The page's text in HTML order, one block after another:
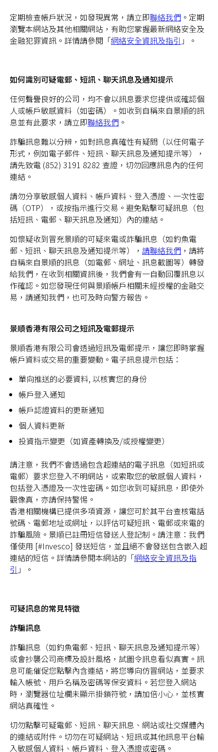
定期檢查帳戶狀況，如發現異常，請立即聯絡我們 。定期
瀏覽本網站及其他相關網站，有助您掌握最新網絡安全及
金融犯罪資訊。詳情請參閱「網絡安全資訊及指引 」。
如何識別可疑電郵、短訊、聊天訊息及通知提示
任何聲譽良好的公司，均不會以訊息要求您提供或確認個
人或帳戶敏感資料（如密碼）。如收到自稱來自景順的訊
息並有此要求，請立即聯絡我們 。
詐騙訊息難以分辨，如對訊息真確性有疑問（以任何電子
形式，例如電子郵件、短訊、聊天訊息及通知提示等），
請先致電 (852) 3191 8282 查證，切勿回應訊息內的任何
連結。
請勿分享敏感個人資料、帳戶資料、登入憑證、一次性密
碼（OTP），或按指示進行交易。避免點擊可疑訊息（包
括短訊、電郵、聊天訊息及通知）內的連結。
如懷疑收到冒充景順的可疑來電或詐騙訊息（如釣魚電
郵、短訊、聊天訊息及通知提示等）， 請聯絡我們 ，請將
自稱來自景順的訊息（如電郵、網址、訊息截圖等）轉發
給我們，在收到相關資訊後，我們會有一自動回覆訊息以
作確認。如您發現任何與景順帳戶相關未經授權的金融交
易，請通知我們，也可及時向警方報告。
景順香港有限公司之短訊及電郵提示
景順香港有限公司會透過短訊及電郵提示，讓您即時掌握
帳戶資料或交易的重要變動。電子訊息提示包括：
單向推送的必要資料, 以核實您的身份
帳戶登入通知
帳戶認證資料的更新通知
個人資料更新
投資指示變更（如資產轉換及/或授權變更）
請注意，我們不會透過包含超連結的電子訊息（如短訊或
電郵）要求您登入不明網站，或索取您的敏感個人資料，
包括登入憑證及一次性密碼。如您收到可疑訊息，即使外
觀像真，亦請保持警惕。
香港相關機構已提供多項資源，讓您可於其平台查核電話
號碼、電郵地址或網址，以評估可疑短訊、電郵或來電的
詐騙風險。景順已註冊短信發送人登記制。請注意：我們
僅使用 [#Invesco] 發送短信，並且絕不會發送包含嵌入超
連結的短信。詳情請參閱本網站的「網絡安全資訊及指
引 」。
可疑訊息的常見特徵
詐騙訊息
詐騙訊息（如釣魚電郵、短訊、聊天訊息及通知提示等）
或會抄襲公司商標及設計風格，試圖令訊息看似真實。訊
息可能催促您點擊內含連結，將您導向仿冒網站，並要求
輸入帳號、用戶名稱及密碼等保安資料。若您登入網站
時，瀏覽器位址欄未顯示掛鎖符號，請加倍小心，並核實
網站真確性。
切勿點擊可疑電郵、短訊、聊天訊息、網站或社交媒體內
的連結或附件。切勿在可疑網站、短訊或其他訊息平台輸
入敏感個人資料、帳戶資料、登入憑證或密碼。